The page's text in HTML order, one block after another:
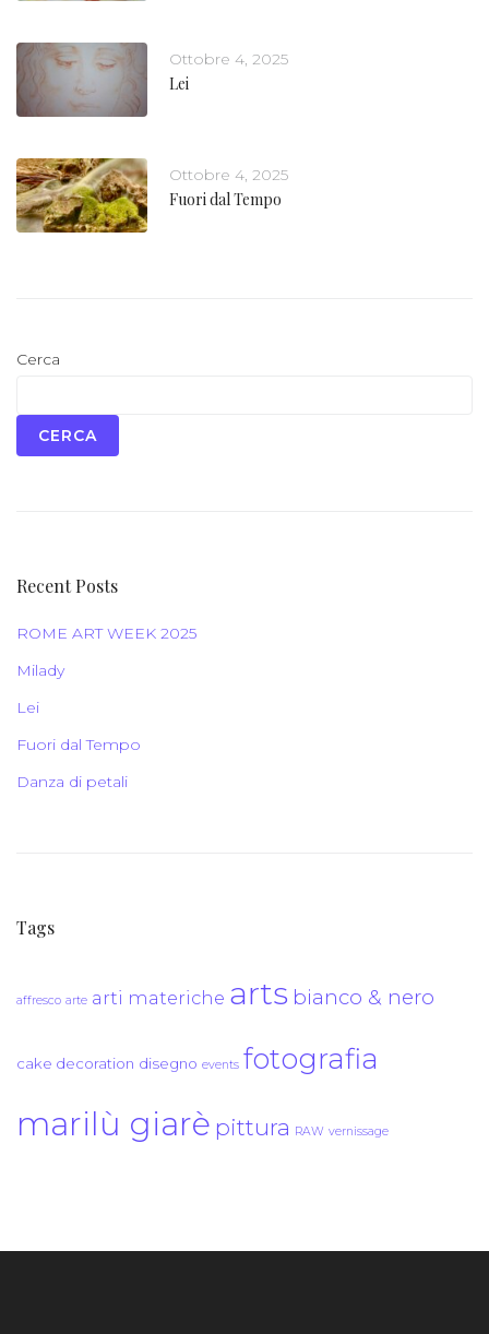
Ottobre 4, 2025
Lei
Ottobre 4, 2025
Fuori dal Tempo
Cerca
CERCA
Recent Posts
ROME ART WEEK 2025
Milady
Lei
Fuori dal Tempo
Danza di petali
Tags
affresco arte arti materiche arts bianco & nero
cake decoration disegno events fotografia
marilù giarè pittura RAW vernissage